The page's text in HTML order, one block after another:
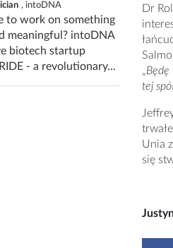
, intoDNA
to work on something
meaningful? intoDNA
biotech startup
- a revolutionary...
Dr
„Będę
tej
Unia
się